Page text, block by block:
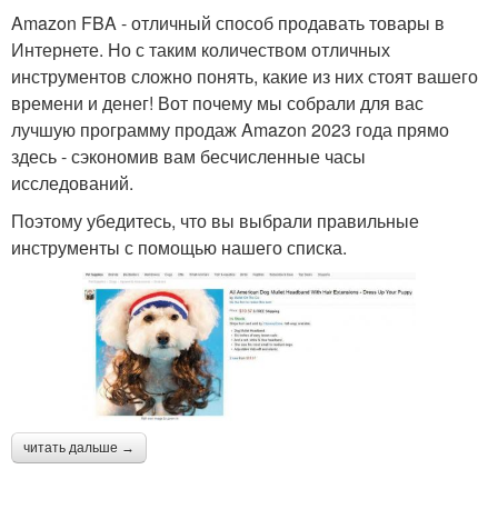
Amazon FBA - отличный способ продавать товары в
Интернете. Но с таким количеством отличных
инструментов сложно понять, какие из них стоят вашего
времени и денег! Вот почему мы собрали для вас
лучшую программу продаж Amazon 2023 года прямо
здесь - сэкономив вам бесчисленные часы
исследований.
Поэтому убедитесь, что вы выбрали правильные
инструменты с помощью нашего списка.
читать дальше →